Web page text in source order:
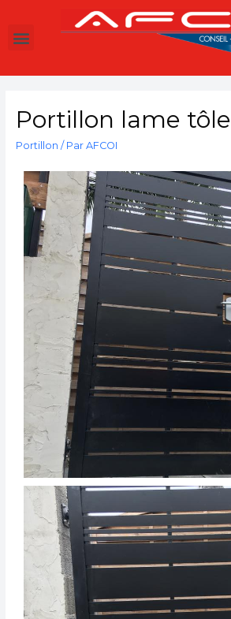
Portillon lame tôle
Portillon / Par AFCOI